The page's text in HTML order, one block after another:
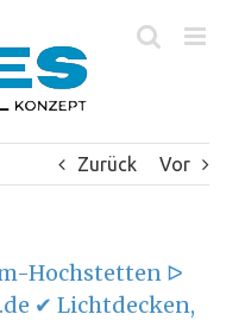
Zurück Vor
Hochstetten ᐅ
✔ Lichtdecken,